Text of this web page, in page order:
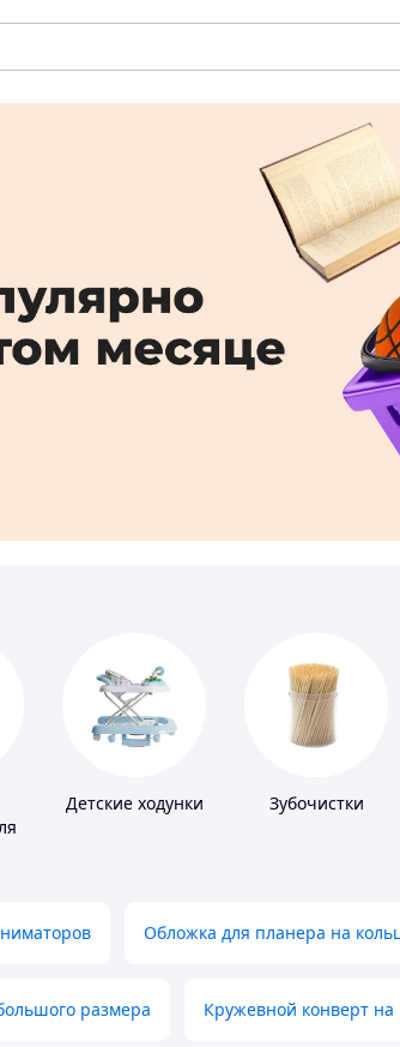
Детские ходунки Зубочистки
Обложка для планера на
размера Кружевной конверт